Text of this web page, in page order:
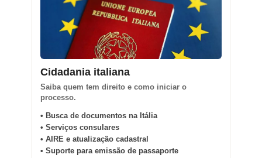
Cidadania italiana
Saiba quem tem direito e como iniciar o
processo.
• Busca de documentos na Itália
• Serviços consulares
• AIRE e atualização cadastral
• Suporte para emissão de passaporte